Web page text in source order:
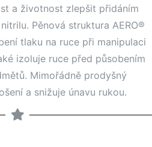
a životnost zlepšit přidáním
Pěnová struktura AERO®
tlaku na ruce při manipulaci
izoluje ruce před působením
Mimořádně prodyšný
a snižuje únavu rukou.